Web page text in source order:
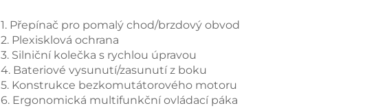
1. Přepínač pro pomalý chod/brzdový obvod
2. Plexisklová ochrana
3. Silniční kolečka s rychlou úpravou
4. Bateriové vysunutí/zasunutí z boku
5. Konstrukce bezkomutátorového motoru
6. Ergonomická multifunkční ovládací páka